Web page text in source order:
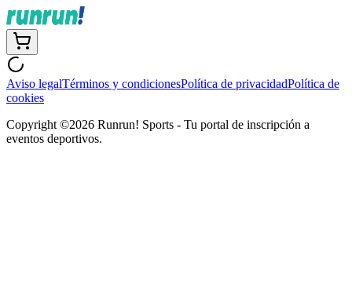
Aviso legalTérminos y condicionesPolítica de privacidadPolítica de
cookies
Copyright ©2026 Runrun! Sports - Tu portal de inscripción a
eventos deportivos.